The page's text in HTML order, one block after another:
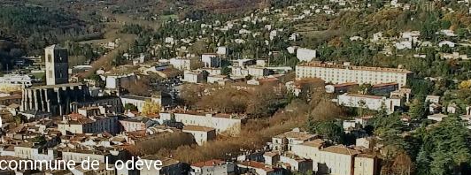
de Lodève